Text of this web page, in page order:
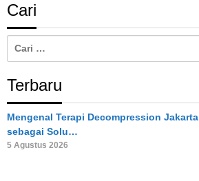
Cari
Terbaru
Mengenal Terapi Decompression Jakarta
sebagai Solu…
5 Agustus 2026